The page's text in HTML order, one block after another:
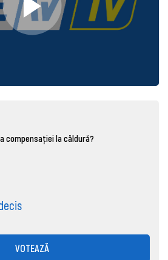
compensației la căldură?
VOTEAZĂ